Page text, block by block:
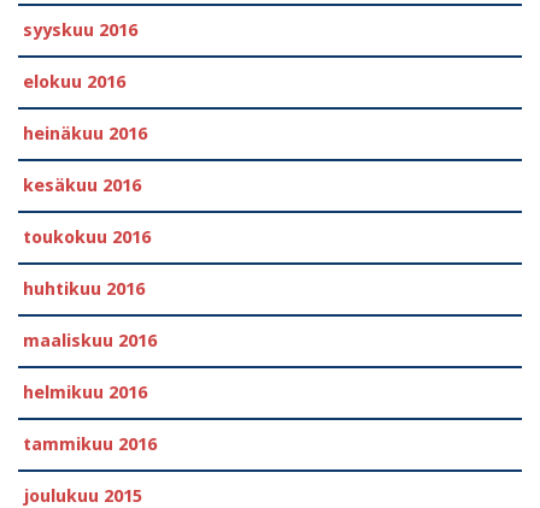
syyskuu 2016
elokuu 2016
heinäkuu 2016
kesäkuu 2016
toukokuu 2016
huhtikuu 2016
maaliskuu 2016
helmikuu 2016
tammikuu 2016
joulukuu 2015